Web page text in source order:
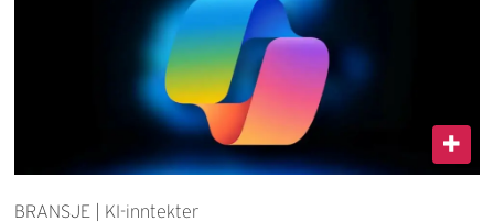
BRANSJE | KI-inntekter